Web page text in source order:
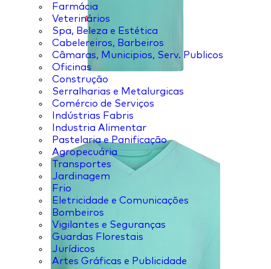
Farmácia
Veterinários
Spa, Beleza e Estética
Cabelereiros, Barbeiros
Câmaras, Municipios, Serv. Publicos
Oficinas
Construção
Serralharias e Metalurgicas
Comércio de Serviços
Indústrias Fabris
Industria Alimentar
Pastelaria e Panificação
Agropecuária
Transportes
Jardinagem
Frio
Eletricidade e Comunicações
Bombeiros
Vigilantes e Seguranças
Guardas Florestais
Jurídicos
Artes Gráficas e Publicidade